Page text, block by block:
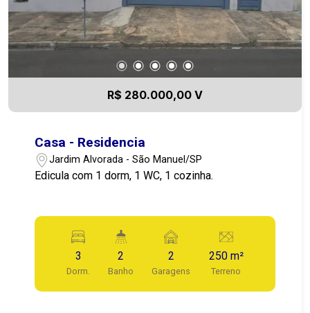
R$ 280.000,00 V
Casa - Residencia
Jardim Alvorada - São Manuel/SP
Edicula com 1 dorm, 1 WC, 1 cozinha.
3
Dorm.
2
Banho
2
Garagens
250 m²
Terreno